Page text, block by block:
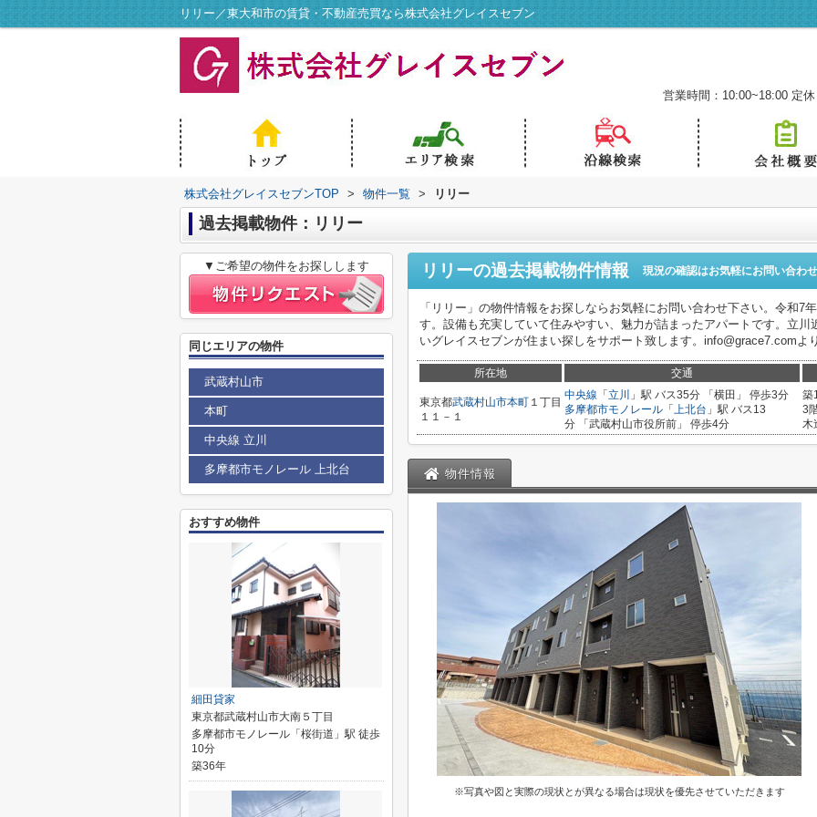
リリー／東大和市の賃貸・不動産売買なら株式会社グレイスセブン
営業時間：10:00~18:00 定
株式会社グレイスセブンTOP > 物件一覧 > リリー
過去掲載物件：リリー
リリーの過去掲載物件情報 現況の確認はお気軽にお問い合わ
「リリー」の物件情報をお探しならお気軽にお問い合わせ下さい。令和7
す。設備も充実していて住みやすい、魅力が詰まったアパートです。立
いグレイスセブンが住まい探しをサポート致します。info@grace7.comよ
所在地 交通
東京都武蔵村山市本町 １丁目
１１－１
中央線 「 立川
」駅 バス35分 「横田」 停歩3分
多摩都市モノレール 「 上北台 」駅 バス13
分 「武蔵村山市役所前」 停歩4分
築
3
木
物件情報
※写真や図と実際の現状とが異なる場合は現状を優先させていただきます
▼ご希望の物件をお探しします
同じエリアの物件
武蔵村山市
本町
中央線 立川
多摩都市モノレール 上北台
おすすめ物件
細田貸家
東京都武蔵村山市大南５丁目
多摩都市モノレール「桜街道」駅 徒歩
10分
築36年